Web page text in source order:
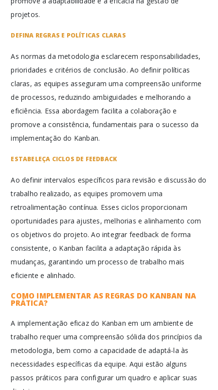
projetos.
DEFINA REGRAS E POLÍTICAS CLARAS
As normas da metodologia esclarecem responsabilidades,
prioridades e critérios de conclusão. Ao definir políticas
claras, as equipes asseguram uma compreensão uniforme
de processos, reduzindo ambiguidades e melhorando a
eficiência. Essa abordagem facilita a colaboração e
promove a consistência, fundamentais para o sucesso da
implementação do Kanban.
ESTABELEÇA CICLOS DE FEEDBACK
Ao definir intervalos específicos para revisão e discussão do
trabalho realizado, as equipes promovem uma
retroalimentação contínua. Esses ciclos proporcionam
oportunidades para ajustes, melhorias e alinhamento com
os objetivos do projeto. Ao integrar feedback de forma
consistente, o Kanban facilita a adaptação rápida às
mudanças, garantindo um processo de trabalho mais
eficiente e alinhado.
COMO IMPLEMENTAR AS REGRAS DO KANBAN NA
PRÁTICA?
A implementação eficaz do Kanban em um ambiente de
trabalho requer uma compreensão sólida dos princípios da
metodologia, bem como a capacidade de adaptá-la às
necessidades específicas da equipe. Aqui estão alguns
passos práticos para configurar um quadro e aplicar suas